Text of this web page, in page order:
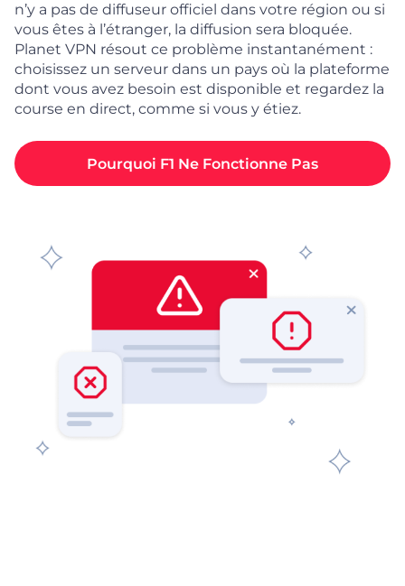
n’y a pas de diffuseur officiel dans votre région ou si
vous êtes à l’étranger, la diffusion sera bloquée.
Planet VPN résout ce problème instantanément :
choisissez un serveur dans un pays où la plateforme
dont vous avez besoin est disponible et regardez la
course en direct, comme si vous y étiez.
Pourquoi F1 Ne Fonctionne Pas